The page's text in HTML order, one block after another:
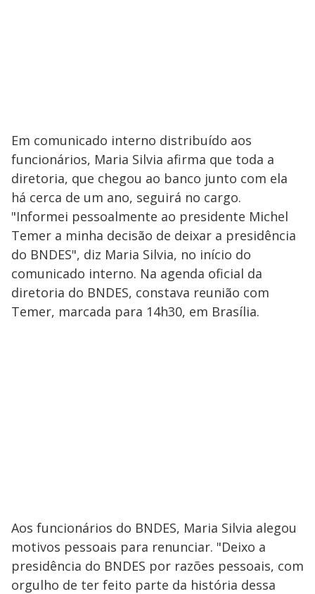
Em comunicado interno distribuído aos
funcionários, Maria Silvia afirma que toda a
diretoria, que chegou ao banco junto com ela
há cerca de um ano, seguirá no cargo.
"Informei pessoalmente ao presidente Michel
Temer a minha decisão de deixar a presidência
do BNDES", diz Maria Silvia, no início do
comunicado interno. Na agenda oficial da
diretoria do BNDES, constava reunião com
Temer, marcada para 14h30, em Brasília.
Aos funcionários do BNDES, Maria Silvia alegou
motivos pessoais para renunciar. "Deixo a
presidência do BNDES por razões pessoais, com
orgulho de ter feito parte da história dessa